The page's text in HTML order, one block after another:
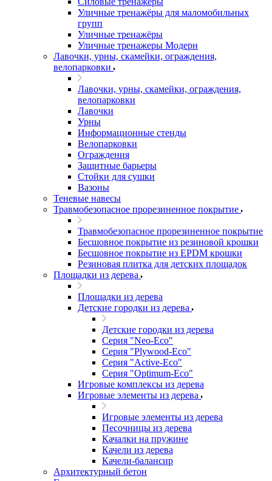
Уличные тренажёры для маломобильных
групп
Уличные тренажёры
Уличные тренажеры Модерн
Лавочки, урны, скамейки, ограждения,
велопарковки
Лавочки, урны, скамейки, ограждения,
велопарковки
Лавочки
Урны
Информационные стенды
Велопарковки
Ограждения
Защитные барьеры
Стойки для сушки
Вазоны
Теневые навесы
Травмобезопасное прорезиненное покрытие
Травмобезопасное прорезиненное покрытие
Бесшовное покрытие из резиновой крошки
Бесшовное покрытие из EPDM крошки
Резиновая плитка для детских площадок
Площадки из дерева
Площадки из дерева
Детские городки из дерева
Детские городки из дерева
Серия "Neo-Eco"
Серия "Plywood-Eco"
Серия "Active-Eco"
Серия "Оptimum-Еco"
Игровые комплексы из дерева
Игровые элементы из дерева
Игровые элементы из дерева
Песочницы из дерева
Качалки на пружине
Качели из дерева
Качели-балансир
Архитектурный бетон